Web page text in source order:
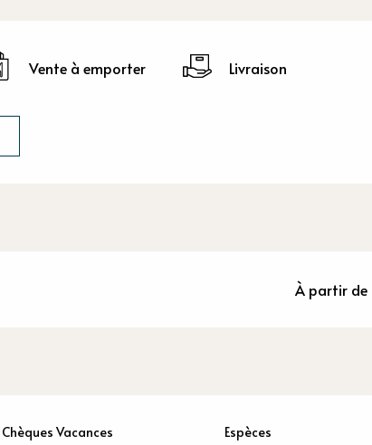
Vente à emporter Livraison
À partir de
Chèques Vacances Espèces